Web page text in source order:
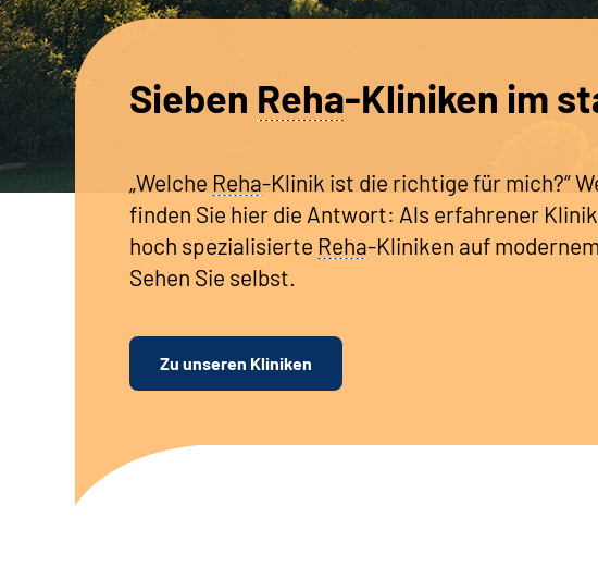
Sieben Reha-Kliniken im
„Welche Reha-Klinik ist die richtige für mich?“
finden Sie hier die Antwort: Als erfahrener
hoch spezialisierte Reha-Kliniken auf
Sehen Sie selbst.
Zu unseren Kliniken